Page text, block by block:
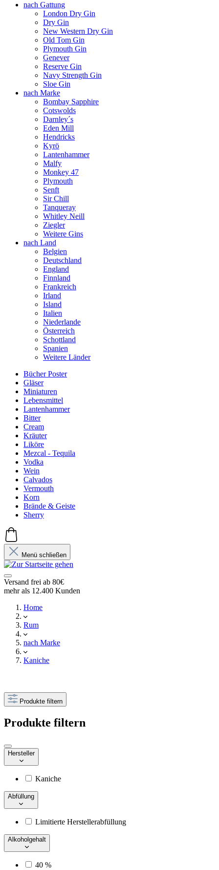
nach Gattung
London Dry Gin
Dry Gin
New Western Dry Gin
Old Tom Gin
Plymouth Gin
Genever
Reserve Gin
Navy Strength Gin
Sloe Gin
nach Marke
Bombay Sapphire
Cotswolds
Darnley´s
Eden Mill
Hendricks
Kyrö
Lantenhammer
Malfy
Monkey 47
Plymouth
Senft
Sir Chill
Tanqueray
Whitley Neill
Ziegler
Weitere Gins
nach Land
Belgien
Deutschland
England
Finnland
Frankreich
Irland
Island
Italien
Niederlande
Österreich
Schottland
Spanien
Weitere Länder
Bücher Poster
Gläser
Miniaturen
Lebensmittel
Lantenhammer
Bitter
Cream
Kräuter
Liköre
Mezcal - Tequila
Vodka
Wein
Calvados
Vermouth
Korn
Brände & Geiste
Sherry
Menü schließen
Versand frei ab 80€
mehr als 12.400 Kunden
Home
Rum
nach Marke
Kaniche
Produkte filtern
Produkte filtern
Hersteller
Kaniche
Abfüllung
Limitierte Herstellerabfüllung
Alkoholgehalt
40 %